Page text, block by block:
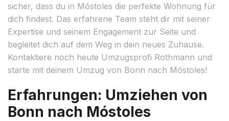
sicher, dass du in Móstoles die perfekte Wohnung für
dich findest. Das erfahrene Team steht dir mit seiner
Expertise und seinem Engagement zur Seite und
begleitet dich auf dem Weg in dein neues Zuhause.
Kontaktiere noch heute Umzugsprofi Rothmann und
starte mit deinem Umzug von Bonn nach Móstoles!
Erfahrungen: Umziehen von
Bonn nach Móstoles